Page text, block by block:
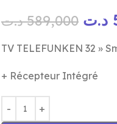
589,000 د.ت د.ت
TV TELEFUNKEN 32 »
+ Récepteur Intégré